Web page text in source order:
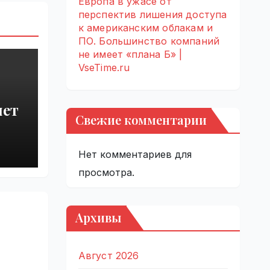
перспектив лишения доступа
к американским облакам и
ПО. Большинство компаний
не имеет «плана Б» |
VseTime.ru
Свежие комментарии
Нет комментариев для
просмотра.
Архивы
Август 2026